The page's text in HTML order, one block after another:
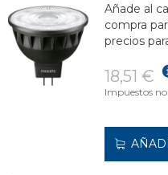
Añade al
compra
precios
18,51 €
Impuestos